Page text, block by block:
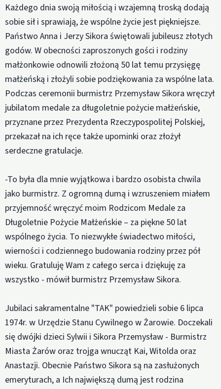
Każdego dnia swoją miłością i wzajemną troską dodają
sobie sił i sprawiają, że wspólne życie jest piękniejsze.
Państwo Anna i Jerzy Sikora świętowali jubileusz złotych
godów. W obecności zaproszonych gości i rodziny
małżonkowie odnowili złożoną 50 lat temu przysięgę
małżeńską i złożyli sobie podziękowania za wspólne lata.
Podczas ceremonii burmistrz Przemysław Sikora wręczył
jubilatom medale za długoletnie pożycie małżeńskie,
przyznane przez Prezydenta Rzeczypospolitej Polskiej,
przekazał na ich ręce także upominki oraz złożył
serdeczne gratulacje.
-To była dla mnie wyjątkowa i bardzo osobista chwila
jako burmistrz. Z ogromną dumą i wzruszeniem miałem
przyjemność wręczyć moim Rodzicom Medale za
Długoletnie Pożycie Małżeńskie – za piękne 50 lat
wspólnego życia. To niezwykłe świadectwo miłości,
wierności i codziennego budowania rodziny przez pół
wieku. Gratuluję Wam z całego serca i dziękuję za
wszystko - mówił burmistrz Przemysław Sikora.
Jubilaci sakramentalne "TAK" powiedzieli sobie 6 lipca
1974r. w Urzędzie Stanu Cywilnego w Żarowie. Doczekali
się dwójki dzieci Sylwii i Sikora Przemysław - Burmistrz
Miasta Żarów oraz trojga wnucząt Kai, Witolda oraz
Anastazji. Obecnie Państwo Sikora są na zasłużonych
emeryturach, a Ich największą dumą jest rodzina